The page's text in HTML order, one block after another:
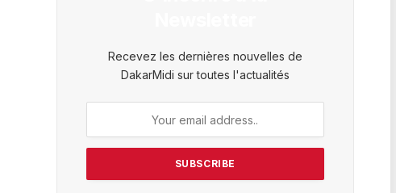
Recevez les dernières nouvelles de
DakarMidi sur toutes l'actualités